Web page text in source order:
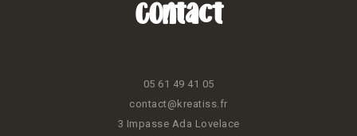
Contact
05 61 49 41 05
contact@kreatiss.fr
3 Impasse Ada Lovelace